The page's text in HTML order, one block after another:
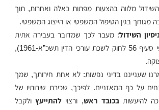
השידול מלווה בהצעות מפתות כאלה ואחרות, תוך
מגוחך בגין הטיפול המשפטי או הייצוג המשפטי.
השידול: מעבר לכך שמדובר בעבירה אתית
מצד עורך הדין (לפי סעיף 56 לחוק לשכת עורכי הדין תשכ”א-1961),
שענייננו בדיני נפשות: לא אחת חירותך, שמך
על כף המאזניים. לפיכך, שכירת שירותיו של
להיעשותבכובד ראש, ורצוי להתייעץולקבל